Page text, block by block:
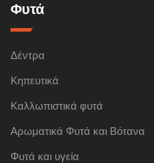
Φυτά
Δέντρα
Κηπευτικά
Καλλωπιστικά φυτά
Αρωματικά Φυτά και Βότανα
Φυτά και υγεία